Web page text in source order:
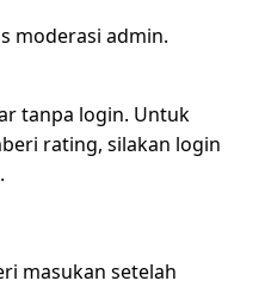
moderasi admin.
tanpa login. Untuk
rating, silakan login
masukan setelah